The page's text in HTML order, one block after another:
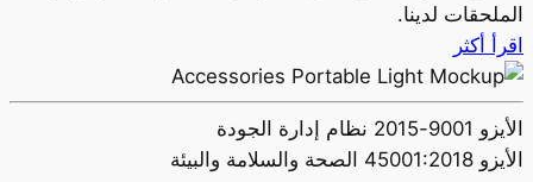
الملحقات لدينا.
اقرأ أكثر
الأيزو 9001-2015 نظام إدارة الجودة
الأيزو 45001:2018 الصحة والسلامة والبيئة